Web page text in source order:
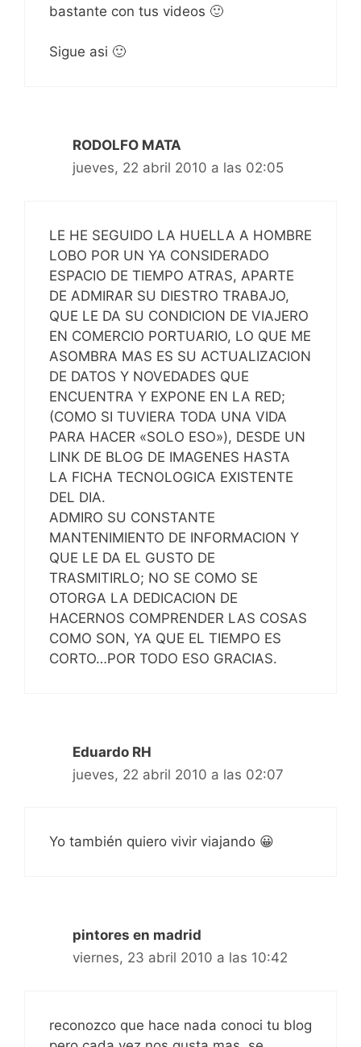
bastante con tus videos 🙂
Sigue asi 🙂
RODOLFO MATA
jueves, 22 abril 2010 a las 02:05
LE HE SEGUIDO LA HUELLA A HOMBRE
LOBO POR UN YA CONSIDERADO
ESPACIO DE TIEMPO ATRAS, APARTE
DE ADMIRAR SU DIESTRO TRABAJO,
QUE LE DA SU CONDICION DE VIAJERO
EN COMERCIO PORTUARIO, LO QUE ME
ASOMBRA MAS ES SU ACTUALIZACION
DE DATOS Y NOVEDADES QUE
ENCUENTRA Y EXPONE EN LA RED;
(COMO SI TUVIERA TODA UNA VIDA
PARA HACER «SOLO ESO»), DESDE UN
LINK DE BLOG DE IMAGENES HASTA
LA FICHA TECNOLOGICA EXISTENTE
DEL DIA.
ADMIRO SU CONSTANTE
MANTENIMIENTO DE INFORMACION Y
QUE LE DA EL GUSTO DE
TRASMITIRLO; NO SE COMO SE
OTORGA LA DEDICACION DE
HACERNOS COMPRENDER LAS COSAS
COMO SON, YA QUE EL TIEMPO ES
CORTO…POR TODO ESO GRACIAS.
Eduardo RH
jueves, 22 abril 2010 a las 02:07
Yo también quiero vivir viajando 😀
pintores en madrid
viernes, 23 abril 2010 a las 10:42
reconozco que hace nada conoci tu blog